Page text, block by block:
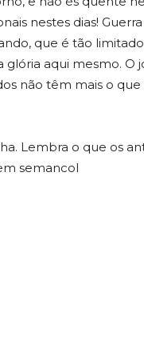
nestes dias!
que é tão
aqui mesmo. O
não têm mais o
Lembra o que os
semancol